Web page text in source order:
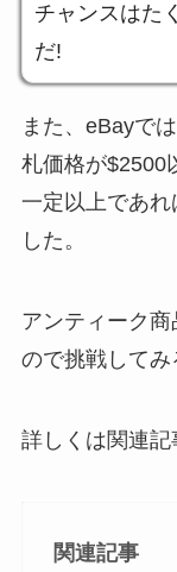
チャンスはた
だ!
また、eBayで
札価格が$2500
一定以上であれ
した。
アンティーク
ので挑戦して
詳しくは関連
関連記事